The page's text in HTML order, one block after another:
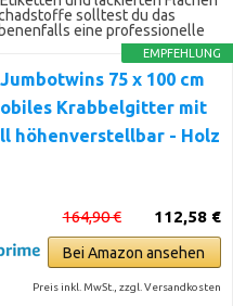
solltest du das
eine professionelle
EMPFEHLUNG
75 x 100 cm
Krabbelgitter mit
höhenverstellbar - Holz
112,58 €
164,90 €
Bei Amazon ansehen
Preis inkl. MwSt., zzgl. Versandkosten